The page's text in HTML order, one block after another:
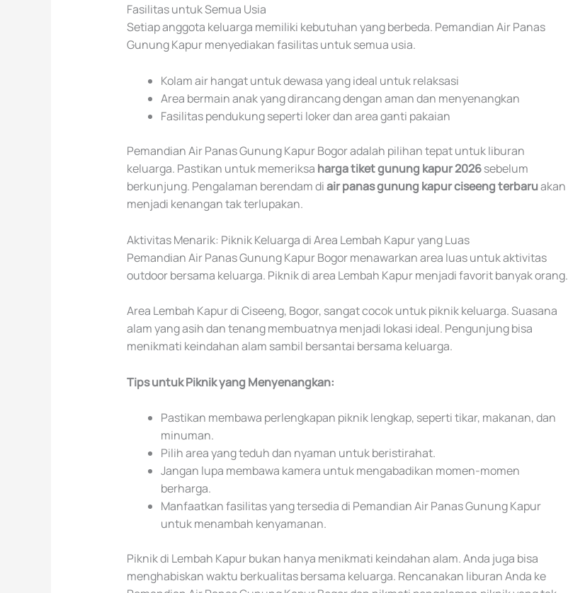
Fasilitas untuk Semua Usia
Setiap anggota keluarga memiliki kebutuhan yang berbeda. Pemandian Air Panas
Gunung Kapur menyediakan fasilitas untuk semua usia.
Kolam air hangat untuk dewasa yang ideal untuk relaksasi
Area bermain anak yang dirancang dengan aman dan menyenangkan
Fasilitas pendukung seperti loker dan area ganti pakaian
Pemandian Air Panas Gunung Kapur Bogor adalah pilihan tepat untuk liburan
keluarga. Pastikan untuk memeriksa harga tiket gunung kapur 2026sebelum
berkunjung. Pengalaman berendam diair panas gunung kapur ciseeng terbaruakan
menjadi kenangan tak terlupakan.
Aktivitas Menarik: Piknik Keluarga di Area Lembah Kapur yang Luas
Pemandian Air Panas Gunung Kapur Bogor menawarkan area luas untuk aktivitas
outdoor bersama keluarga. Piknik di area Lembah Kapur menjadi favorit banyak orang.
Area Lembah Kapur di Ciseeng, Bogor, sangat cocok untuk piknik keluarga. Suasana
alam yang asih dan tenang membuatnya menjadi lokasi ideal. Pengunjung bisa
menikmati keindahan alam sambil bersantai bersama keluarga.
Tips untuk Piknik yang Menyenangkan:
Pastikan membawa perlengkapan piknik lengkap, seperti tikar, makanan, dan
minuman.
Pilih area yang teduh dan nyaman untuk beristirahat.
Jangan lupa membawa kamera untuk mengabadikan momen-momen
berharga.
Manfaatkan fasilitas yang tersedia di Pemandian Air Panas Gunung Kapur
untuk menambah kenyamanan.
Piknik di Lembah Kapur bukan hanya menikmati keindahan alam. Anda juga bisa
menghabiskan waktu berkualitas bersama keluarga. Rencanakan liburan Anda ke